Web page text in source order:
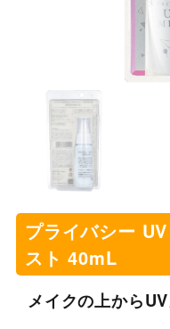
プライバシー
スト 40mL
メイクの上から